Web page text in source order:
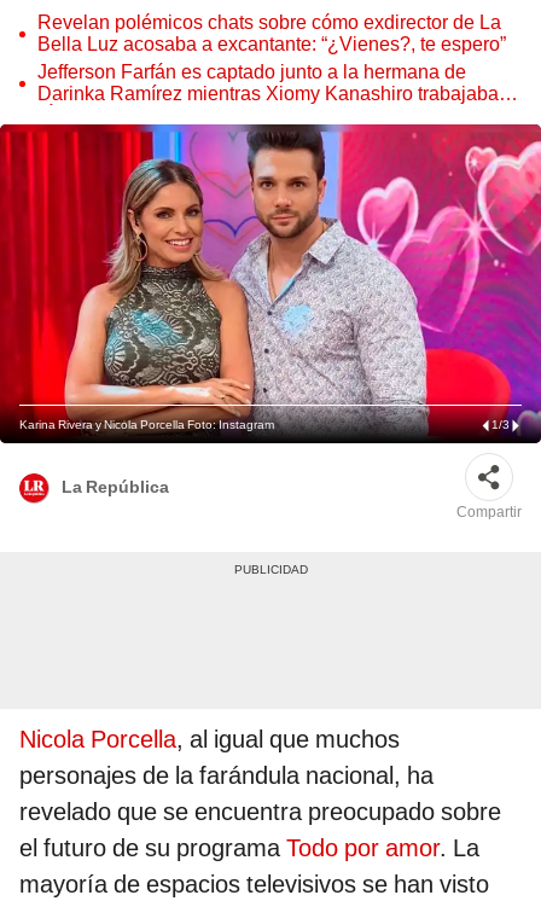
Revelan polémicos chats sobre cómo exdirector de La
Bella Luz acosaba a excantante: “¿Vienes?, te espero”
Jefferson Farfán es captado junto a la hermana de
Darinka Ramírez mientras Xiomy Kanashiro trabajaba:
Karina Rivera y Nicola Porcella Foto: Instagram 1/3
La República
Compartir
Nicola Porcella, al igual que muchos
personajes de la farándula nacional, ha
revelado que se encuentra preocupado sobre
el futuro de su programaTodo por amor. La
mayoría de espacios televisivos se han visto